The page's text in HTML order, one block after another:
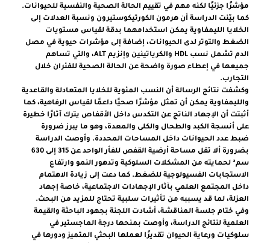
مؤشرًا جزئيًا لكنه مهم في تقييم الحالة الصحية والنفسية للحيوانات.
كما بيّنت الدراسة أن هرمون الكورتيكوستيرون ونسبة العدلات إلى
الخلايا الليمفاوية يمكن استخدامهما بدقة لقياس مستويات
الضغط والتوتر لدى الحيوانات، إضافة إلى مؤشرات حيوية في مصل
الدم تشمل نسب HDL والكرياتينين وإنزيم ALT، والتي تساهم
جميعها في إعطاء صورة واضحة عن الحالة الصحية للفئران خلال
التجارب.
وكشفت نتائج الرسالة أن النسب المئوية للخلايا المتعادلة والقاعدية
والليمفاوية يمكن أن تمثل مؤشرًا صحيًا داعمًا لقياس الرفاهية، كما
أثبتت أن الإجهاد الناتج عن التكدس داخل الأقفاص يترك آثارًا خطيرة
على أنسجة الكبد والطحال والكلى والمعدة، وهو ما يبرز ضرورة
ضبط عدد الحيوانات داخل المساحات المحددة. وأوصت الدراسة
بضرورة ألا تقل مساحة أرضية القفص للفأر الواحد عن 315 إلى 630
سم² لحمايته من المشكلات السلوكية وتدهور النمو وارتفاع
الاستجابات الفسيولوجية للضغط. كما دعت إلى زيادة الاهتمام
داخل المجتمع العلمي بآثار الإجهادات الاجتماعية، خاصة إجهاد
العزلة، لما قد يسببه من تأثيرات سلبية تحتاج للمزيد من البحث.
وفي ختام جلسة المناقشة، أشادت اللجنة بجهود الباحثة والقيمة
العلمية لنتائج الدراسة، وأوصت بمنحها درجة الماجستير في
سلوكيات ورعاية الحيوان تقديرًا لعملها البحثي المتميز ودورها في